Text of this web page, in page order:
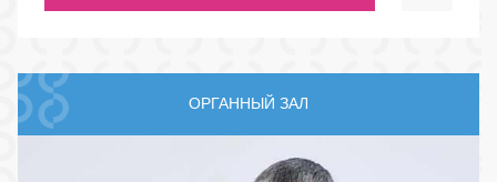
ОРГАННЫЙ ЗАЛ